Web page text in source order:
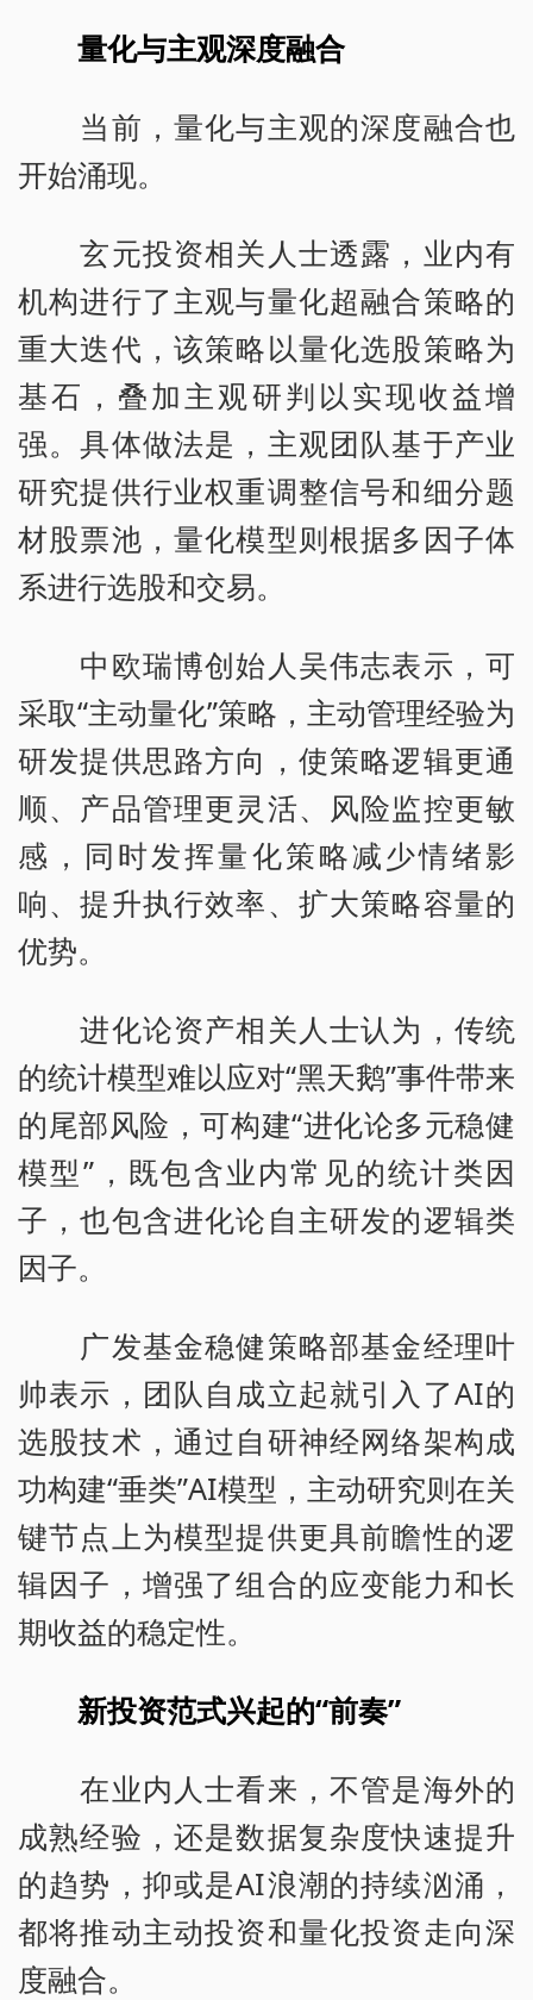
量化与主观深度融合
当前，量化与主观的深度融合也
开始涌现。
玄元投资相关人士透露，业内有
机构进行了主观与量化超融合策略的
重大迭代，该策略以量化选股策略为
基石，叠加主观研判以实现收益增
强。具体做法是，主观团队基于产业
研究提供行业权重调整信号和细分题
材股票池，量化模型则根据多因子体
系进行选股和交易。
中欧瑞博创始人吴伟志表示，可
采取“主动量化”策略，主动管理经验为
研发提供思路方向，使策略逻辑更通
顺、产品管理更灵活、风险监控更敏
感，同时发挥量化策略减少情绪影
响、提升执行效率、扩大策略容量的
优势。
进化论资产相关人士认为，传统
的统计模型难以应对“黑天鹅”事件带来
的尾部风险，可构建“进化论多元稳健
模型”，既包含业内常见的统计类因
子，也包含进化论自主研发的逻辑类
因子。
广发基金稳健策略部基金经理叶
帅表示，团队自成立起就引入了AI的
选股技术，通过自研神经网络架构成
功构建“垂类”AI模型，主动研究则在关
键节点上为模型提供更具前瞻性的逻
辑因子，增强了组合的应变能力和长
期收益的稳定性。
新投资范式兴起的“前奏”
在业内人士看来，不管是海外的
成熟经验，还是数据复杂度快速提升
的趋势，抑或是AI浪潮的持续汹涌，
都将推动主动投资和量化投资走向深
度融合。